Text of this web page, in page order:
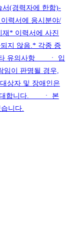
서(경력자에 한함)-
력서에 응시분야/
* 이력서에 사진
지 않음.* 각종 증
유의사항 ㆍ 입
임이 판명될 경우,
상자 및 장애인은
대합니다. ㆍ 본
니다.